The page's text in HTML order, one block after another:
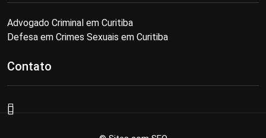
Advogado Criminal em Curitiba
Defesa em Crimes Sexuais em Curitiba
Contato